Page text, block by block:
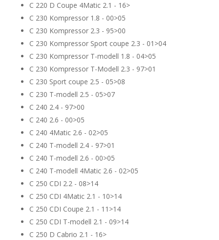
C 220 D Coupe 4Matic 2.1 - 16>
C 230 Kompressor 1.8 - 00>05
C 230 Kompressor 2.3 - 95>00
C 230 Kompressor Sport coupe 2.3 - 01>04
C 230 Kompressor T-modell 1.8 - 04>05
C 230 Kompressor T-Modell 2.3 - 97>01
C 230 Sport coupe 2.5 - 05>08
C 230 T-modell 2.5 - 05>07
C 240 2.4 - 97>00
C 240 2.6 - 00>05
C 240 4Matic 2.6 - 02>05
C 240 T-modell 2.4 - 97>01
C 240 T-modell 2.6 - 00>05
C 240 T-modell 4Matic 2.6 - 02>05
C 250 CDI 2.2 - 08>14
C 250 CDI 4Matic 2.1 - 10>14
C 250 CDI Coupe 2.1 - 11>14
C 250 CDI T-modell 2.1 - 09>14
C 250 D Cabrio 2.1 - 16>